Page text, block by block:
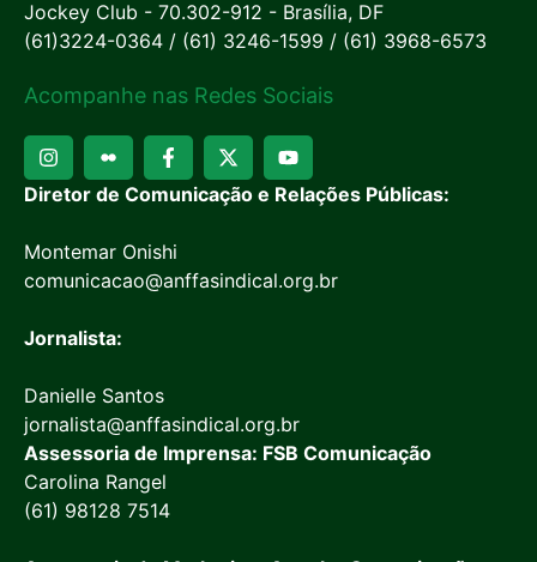
Jockey Club - 70.302-912 - Brasília, DF
(61)3224-0364 / (61) 3246-1599 / (61) 3968-6573
Acompanhe nas Redes Sociais
Diretor de Comunicação e Relações Públicas:
Montemar Onishi
comunicacao@anffasindical.org.br
Jornalista:
Danielle Santos
jornalista@anffasindical.org.br
Assessoria de Imprensa: FSB Comunicação
Carolina Rangel
(61) 98128 7514